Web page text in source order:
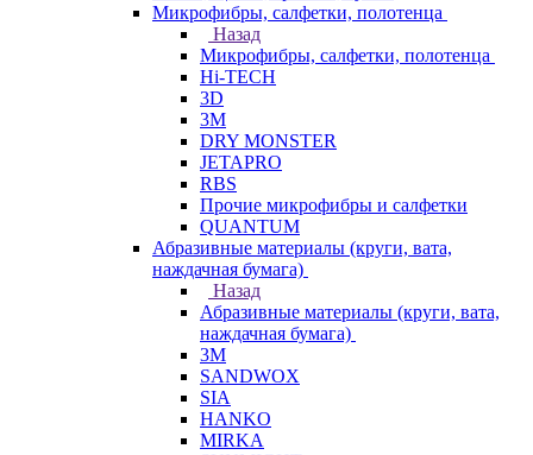
Микрофибры, салфетки, полотенца
Назад
Микрофибры, салфетки, полотенца
Hi-TECH
3D
3М
DRY MONSTER
JETAPRO
RBS
Прочие микрофибры и салфетки
QUANTUM
Абразивные материалы (круги, вата,
наждачная бумага)
Назад
Абразивные материалы (круги, вата,
наждачная бумага)
3М
SANDWOX
SIA
HANKO
MIRKA